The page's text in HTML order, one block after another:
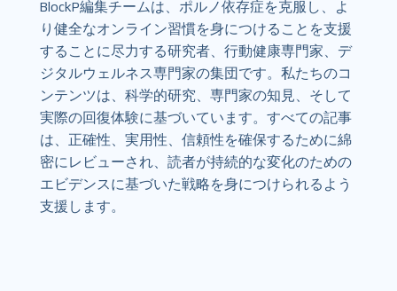
BlockP編集チームは、ポルノ依存症を克服し、よ
り健全なオンライン習慣を身につけることを支援
することに尽力する研究者、行動健康専門家、デ
ジタルウェルネス専門家の集団です。私たちのコ
ンテンツは、科学的研究、専門家の知見、そして
実際の回復体験に基づいています。すべての記事
は、正確性、実用性、信頼性を確保するために綿
密にレビューされ、読者が持続的な変化のための
エビデンスに基づいた戦略を身につけられるよう
支援します。